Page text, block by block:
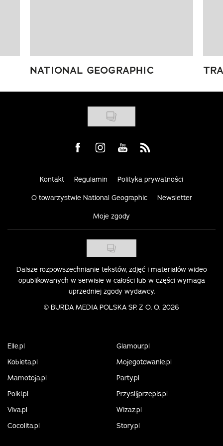
NATIONAL GEOGRAPHIC
Visit us on Facebook
Visit us on Instagram
Visit us on Youtube
Visit us on Rss
Kontakt Regulamin Polityka prywatności
O towarzystwie National Geographic Newsletter
Moje zgody
Dalsze rozpowszechnianie tekstów, zdjęć i materiałów wideo
opublikowanych w serwisie w całości lub w części wymaga
uprzedniej zgody wydawcy.
© BURDA MEDIA POLSKA SP. Z O. O. 2026
Elle.pl
Glamour.pl
Kobieta.pl
Mojegotowanie.pl
Mamotoja.pl
Party.pl
Polki.pl
Przyslijprzepis.pl
Viva.pl
Wizaz.pl
Cocolita.pl
Story.pl